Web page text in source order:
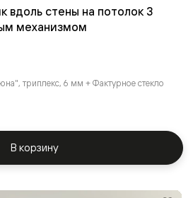
вдоль стены на потолок 3
механизмом
триплекс, 6 мм + Фактурное стекло
В корзину